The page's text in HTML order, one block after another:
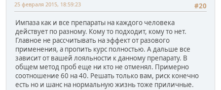
#20
25 февраля 2015, 18:59:23
Импаза как и все препараты на каждого человека
действует по разному. Кому то подходит, кому то нет.
Главное не рассчитывать на эффект от разового
применения, а пропить курс полностью. А дальше все
зависит от вашей лояльности к данному препарату. В
общем метод проб еще ни кто не отменял. Примерно
соотношение 60 на 40. Решать только вам, риск конечно
есть но и шанс на нормальную жизнь тоже приличные.